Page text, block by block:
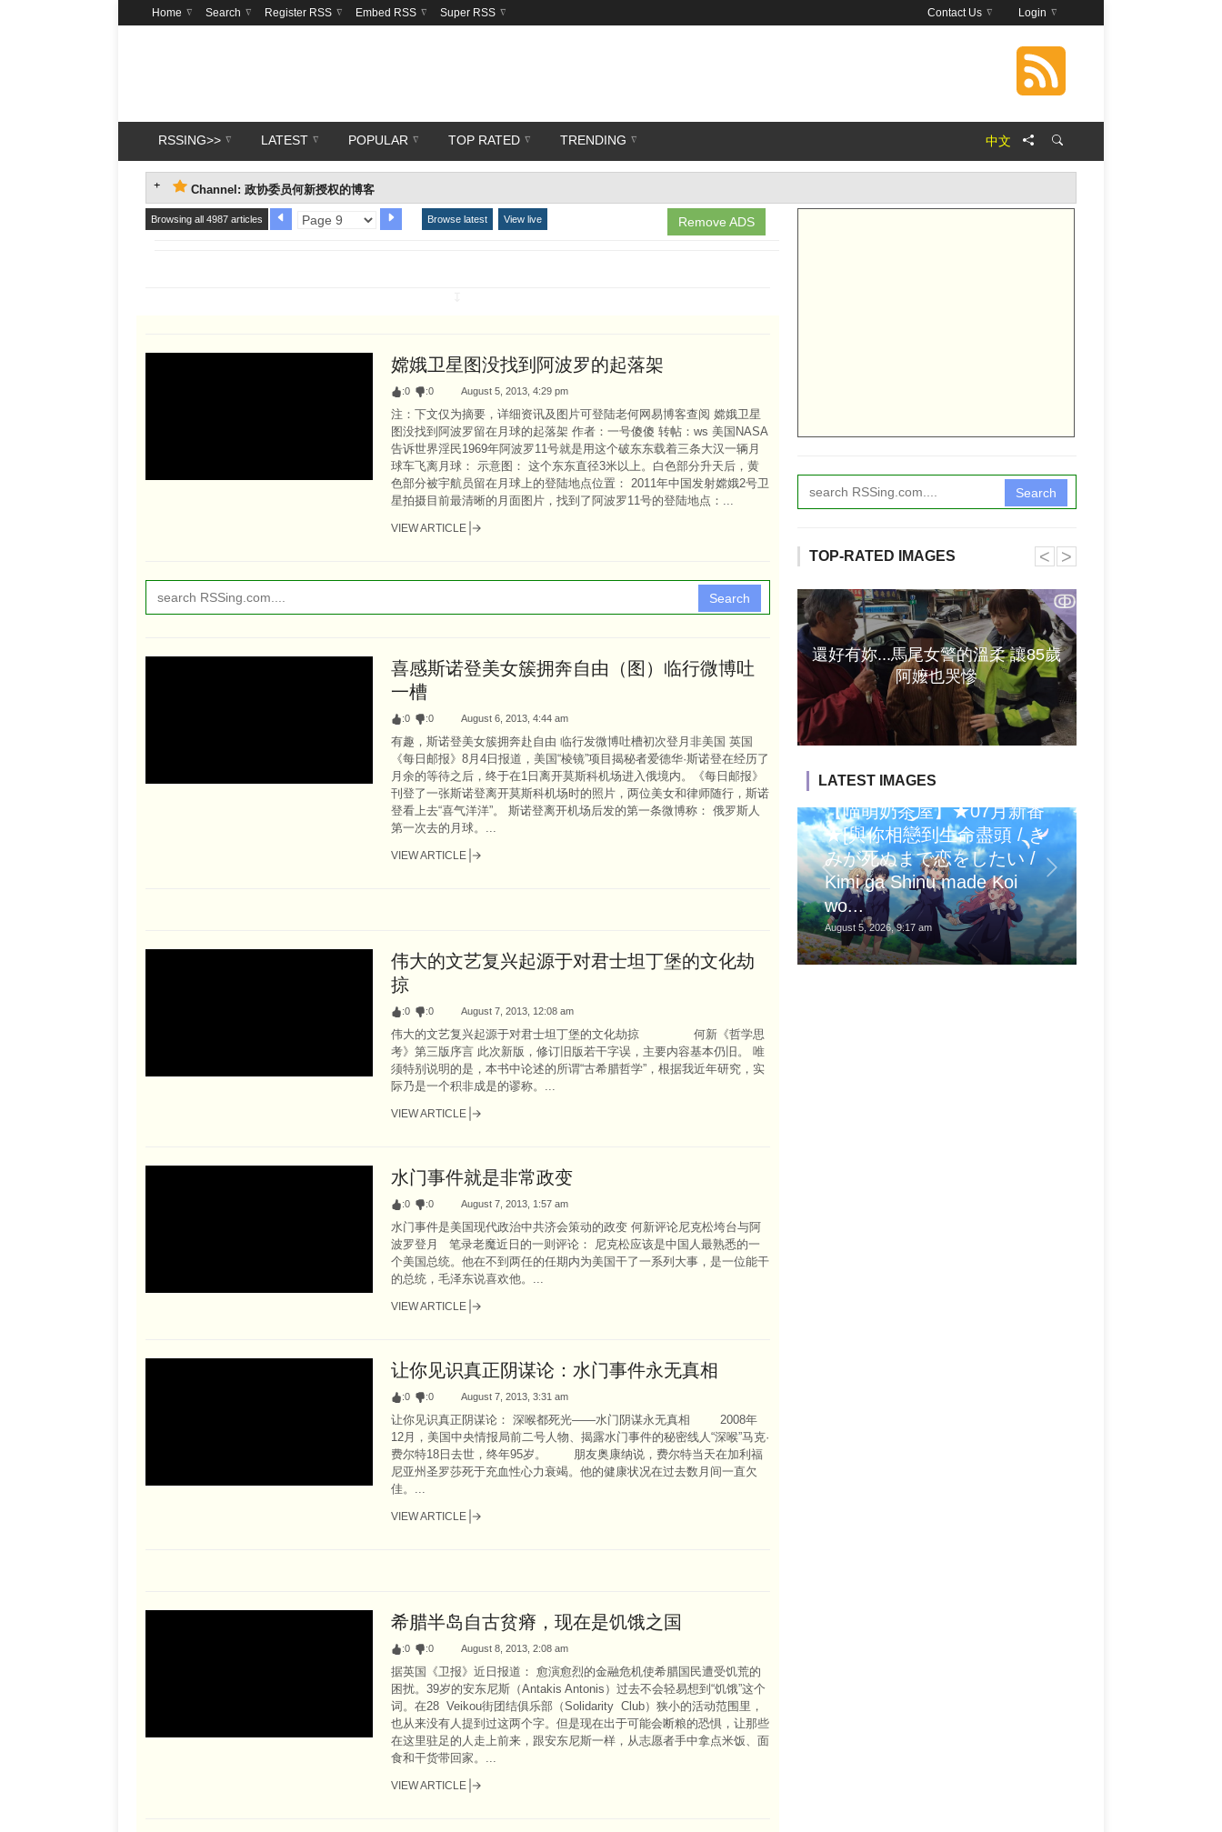
Login
Home Search Register RSS Embed RSS Super RSS Contact Us
RSSING>> LATEST POPULAR TOP RATED TRENDING 中文
Channel: 政协委员何新授权的博客
Remove ADS
Browsing all 4987 articles Browse latest View live
嫦娥卫星图没找到阿波罗的起落架
:0 :0 August 5, 2013, 4:29 pm
注：下文仅为摘要，详细资讯及图片可登陆老何网易博客查阅 嫦娥卫星
图没找到阿波罗留在月球的起落架 作者：一号傻傻 转帖：ws 美国NASA
告诉世界淫民1969年阿波罗11号就是用这个破东东载着三条大汉一辆月
球车飞离月球： 示意图： 这个东东直径3米以上。白色部分升天后，黄
色部分被宇航员留在月球上的登陆地点位置： 2011年中国发射嫦娥2号卫
星拍摄目前最清晰的月面图片，找到了阿波罗11号的登陆地点：...
VIEW ARTICLE
Search
喜感斯诺登美女簇拥奔自由（图）临行微博吐
一槽
:0 :0 August 6, 2013, 4:44 am
有趣，斯诺登美女簇拥奔赴自由 临行发微博吐槽初次登月非美国 英国
《每日邮报》8月4日报道，美国“棱镜”项目揭秘者爱德华·斯诺登在经历了
月余的等待之后，终于在1日离开莫斯科机场进入俄境内。《每日邮报》
刊登了一张斯诺登离开莫斯科机场时的照片，两位美女和律师随行，斯诺
登看上去“喜气洋洋”。 斯诺登离开机场后发的第一条微博称： 俄罗斯人
第一次去的月球。...
VIEW ARTICLE
伟大的文艺复兴起源于对君士坦丁堡的文化劫
掠
:0 :0 August 7, 2013, 12:08 am
伟大的文艺复兴起源于对君士坦丁堡的文化劫掠 何新《哲学思
考》第三版序言 此次新版，修订旧版若干字误，主要内容基本仍旧。 唯
须特别说明的是，本书中论述的所谓“古希腊哲学”，根据我近年研究，实
际乃是一个积非成是的谬称。...
VIEW ARTICLE
水门事件就是非常政变
:0 :0 August 7, 2013, 1:57 am
水门事件是美国现代政治中共济会策动的政变 何新评论尼克松垮台与阿
波罗登月 笔录老魔近日的一则评论： 尼克松应该是中国人最熟悉的一
个美国总统。他在不到两任的任期内为美国干了一系列大事，是一位能干
的总统，毛泽东说喜欢他。...
VIEW ARTICLE
让你见识真正阴谋论：水门事件永无真相
:0 :0 August 7, 2013, 3:31 am
让你见识真正阴谋论： 深喉都死光——水门阴谋永无真相 2008年
12月，美国中央情报局前二号人物、揭露水门事件的秘密线人“深喉”马克·
费尔特18日去世，终年95岁。 朋友奥康纳说，费尔特当天在加利福
尼亚州圣罗莎死于充血性心力衰竭。他的健康状况在过去数月间一直欠
佳。...
VIEW ARTICLE
希腊半岛自古贫瘠，现在是饥饿之国
:0 :0 August 8, 2013, 2:08 am
据英国《卫报》近日报道： 愈演愈烈的金融危机使希腊国民遭受饥荒的
困扰。39岁的安东尼斯（Antakis Antonis）过去不会轻易想到“饥饿”这个
词。在28 Veikou街团结俱乐部（Solidarity Club）狭小的活动范围里，
也从来没有人提到过这两个字。但是现在出于可能会断粮的恐惧，让那些
在这里驻足的人走上前来，跟安东尼斯一样，从志愿者手中拿点米饭、面
食和干货带回家。...
VIEW ARTICLE
Search
TOP-RATED IMAGES
ↂ
還好有妳...馬尾女警的溫柔 讓85歲
阿嬤也哭慘
˂ ˃
LATEST IMAGES
【喵萌奶茶屋】★07月新番
★[與你相戀到生命盡頭 / き
みが死ぬまで恋をしたい /
Kimi ga Shinu made Koi
wo...
August 5, 2026, 9:17 am